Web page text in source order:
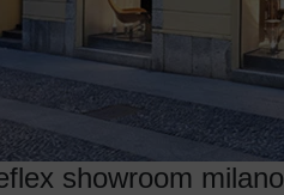
showroom milano